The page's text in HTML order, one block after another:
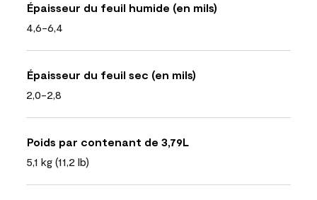
Épaisseur du feuil humide (en mils)
4,6-6,4
Épaisseur du feuil sec (en mils)
2,0-2,8
Poids par contenant de 3,79L
5,1 kg (11,2 lb)